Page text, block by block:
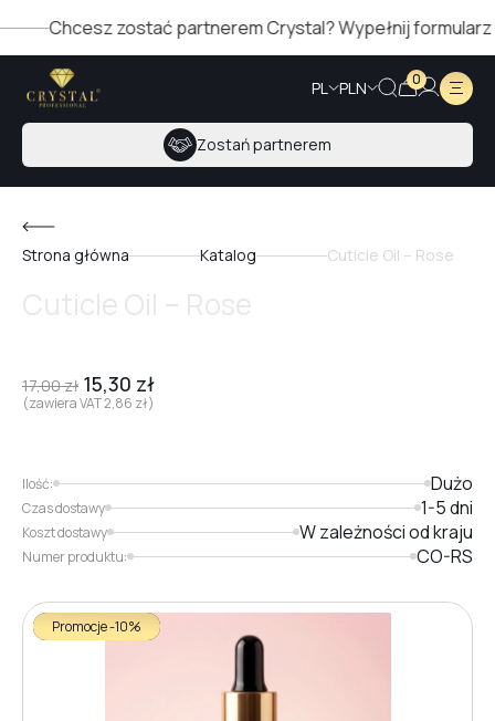
zostać partnerem Crystal? Wypełnij formularz po
PL PLN 0
Zostań partnerem
Strona główna Katalog Cuticle Oil – Rose
17,00zł 15,30 zł
(zawiera VAT2,86 zł)
Ilość: Dużo
Czas dostawy 1-5 dni
Koszt dostawy W zależności od kraju
Numer produktu: CO-RS
Promocje -10%